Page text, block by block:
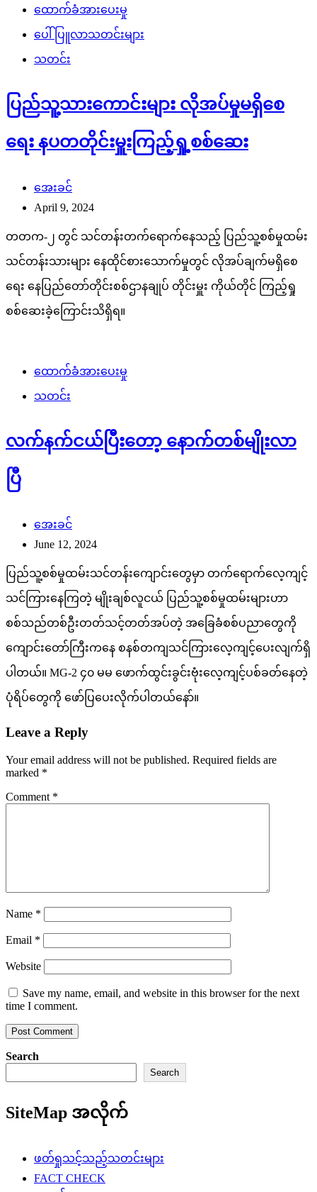
ထောက်ခံအားပေးမှု
ပေါ်ပြူလာသတင်းများ
သတင်း
ပြည်သူ့သားကောင်းများ လိုအပ်မှုမရှိစေ
ရေး နပတတိုင်းမှူးကြည့်ရှု့စစ်ဆေး
အေးခင်
April 9, 2024
တတက-၂ တွင် သင်တန်းတက်ရောက်နေသည့် ပြည်သူ့စစ်မှုထမ်း
သင်တန်းသားများ နေထိုင်စားသောက်မှုတွင် လိုအပ်ချက်မရှိစေ
ရေး နေပြည်တော်တိုင်းစစ်ဌာနချုပ် တိုင်းမှူး ကိုယ်တိုင် ကြည့်ရှု
စစ်ဆေးခဲ့ကြောင်းသိရှိရ။
ထောက်ခံအားပေးမှု
သတင်း
လက်နက်ငယ်ပြီးတော့ နောက်တစ်မျိုးလာ
ပြီ
အေးခင်
June 12, 2024
ပြည်သူ့စစ်မှုထမ်းသင်တန်းကျောင်းတွေမှာ တက်ရောက်လေ့ကျင့်
သင်ကြားနေကြတဲ့ မျိုးချစ်လူငယ် ပြည်သူ့စစ်မှုထမ်းများဟာ
စစ်သည်တစ်ဦးတတ်သင့်တတ်အပ်တဲ့ အခြေခံစစ်ပညာတွေကို
ကျောင်းတော်ကြီးကနေ စနစ်တကျသင်ကြားလေ့ကျင့်ပေးလျက်ရှိ
ပါတယ်။ MG-2 ၄၀ မမ ဖောက်ထွင်းခွင်းဗုံးလေ့ကျင့်ပစ်ခတ်နေတဲ့
ပုံရိပ်တွေကို ဖော်ပြပေးလိုက်ပါတယ်နော်။
Leave a Reply
Your email address will not be published. Required fields are
marked *
Comment *
Name *
Email *
Website
Save my name, email, and website in this browser for the next
time I comment.
Search
Search
SiteMap အလိုက်
ဖတ်ရှုသင့်သည့်သတင်းများ
FACT CHECK